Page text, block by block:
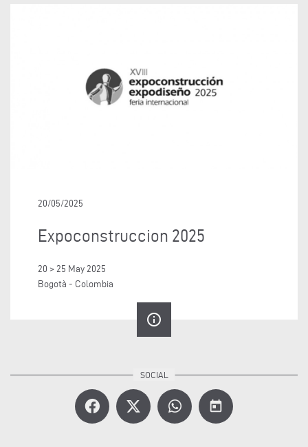
20/05/2025
Expoconstruccion 2025
20 > 25 May 2025
Bogotà - Colombia
info_outline
today